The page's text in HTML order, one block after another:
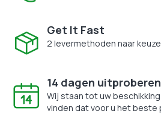
Get It Fast
2 levermethoden naar keuze.
14 dagen uitproberen
Wij staan tot uw
vinden dat voor u het beste